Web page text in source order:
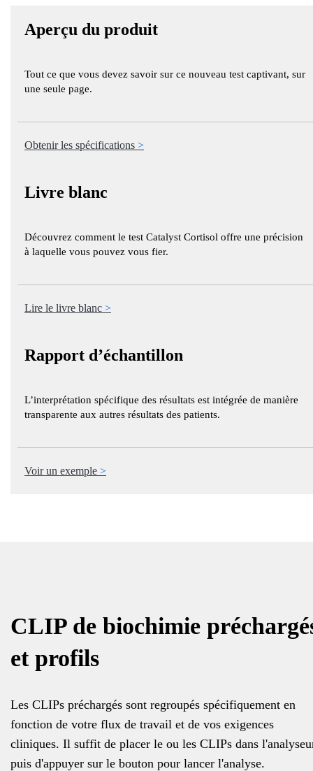
Aperçu du produit
Tout ce que vous devez savoir sur ce nouveau test captivant, sur
une seule page.
Obtenir les spécifications
Livre blanc
Découvrez comment le test Catalyst Cortisol offre une précision
à laquelle vous pouvez vous fier.
Lire le livre blanc
Rapport d’échantillon
L’interprétation spécifique des résultats est intégrée de manière
transparente aux autres résultats des patients.
Voir un exemple
CLIP de biochimie
et profils
Les CLIPs préchargés sont regroupés spécifiquement en
fonction de votre flux de travail et de vos exigences
cliniques. Il suffit de placer le ou les CLIPs dans
puis d'appuyer sur le bouton pour lancer l'analyse.